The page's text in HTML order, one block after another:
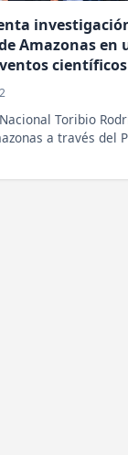
Amazonas en
Toribio
a través del